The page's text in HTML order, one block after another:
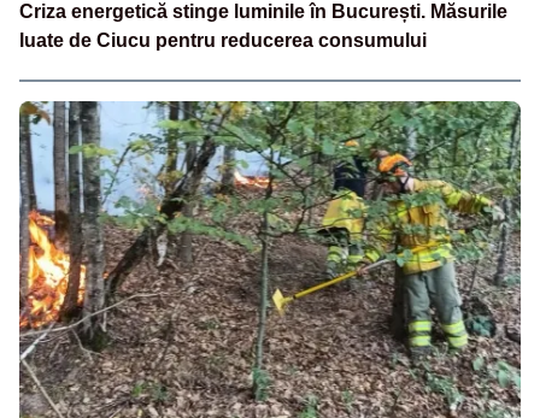
Criza energetică stinge luminile în București. Măsurile
luate de Ciucu pentru reducerea consumului